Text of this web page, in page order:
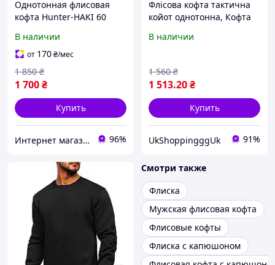
Однотонная флисовая
кофта Hunter-HAKI 60
В наличии
от 170₴/мес
1 700₴
1 850 ₴
Купить
Интернет магазин NickMarket 96%
Флісова кофта тактична
койот однотонна, Кофта
чорна, чорна флісова
В наличии
1 513.20₴
1 560 ₴
Купить
UkShoppingggUk 91%
Смотри также
Флиска
Мужская флисовая кофта
Флисовые кофты
Флиска с капюшоном